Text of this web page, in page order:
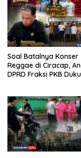
Soal Batalnya Konser
Reggae di Ciracap,
DPRD Fraksi PKB